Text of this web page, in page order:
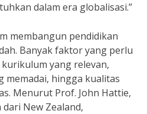
dalam era globalisasi.”
membangun pendidikan
Banyak faktor yang perlu
yang relevan,
memadai, hingga kualitas
Menurut Prof. John Hattie,
New Zealand,